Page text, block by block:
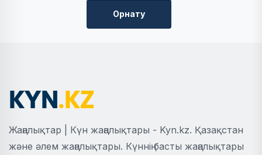
Орнату
Жаңалықтар | Күн жаңалықтары - Kyn.kz. Қазақстан
және әлем жаңалықтары. Күннің басты жаңалықтары